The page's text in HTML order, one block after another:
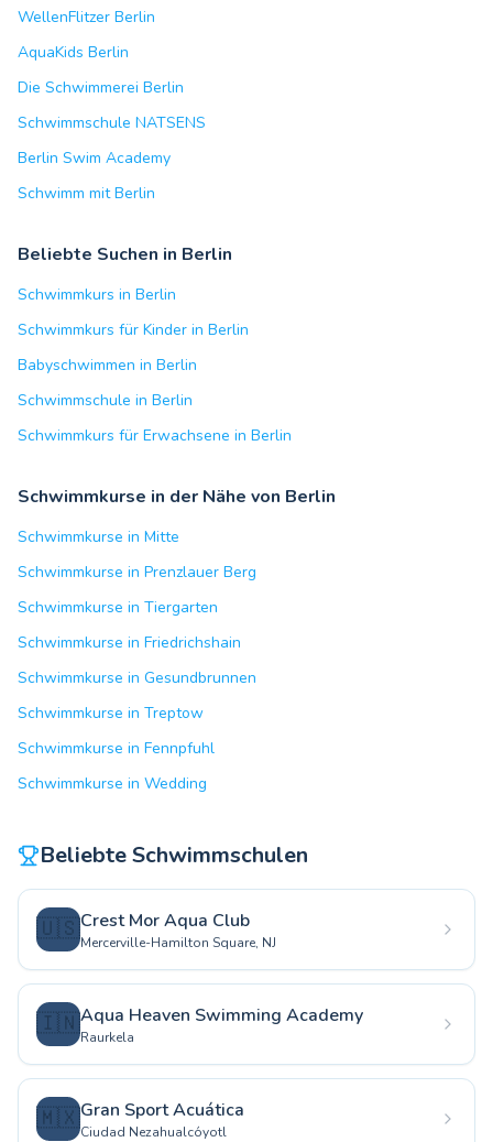
WellenFlitzer Berlin
AquaKids Berlin
Die Schwimmerei Berlin
Schwimmschule NATSENS
Berlin Swim Academy
Schwimm mit Berlin
Beliebte Suchen in Berlin
Schwimmkurs in Berlin
Schwimmkurs für Kinder in Berlin
Babyschwimmen in Berlin
Schwimmschule in Berlin
Schwimmkurs für Erwachsene in Berlin
Schwimmkurse in der Nähe von Berlin
Schwimmkurse in Mitte
Schwimmkurse in Prenzlauer Berg
Schwimmkurse in Tiergarten
Schwimmkurse in Friedrichshain
Schwimmkurse in Gesundbrunnen
Schwimmkurse in Treptow
Schwimmkurse in Fennpfuhl
Schwimmkurse in Wedding
Beliebte Schwimmschulen
🇺🇸Crest Mor Aqua Club
Mercerville-Hamilton Square, NJ
🇮🇳Aqua Heaven Swimming Academy
Raurkela
🇲🇽Gran Sport Acuática
Ciudad Nezahualcóyotl